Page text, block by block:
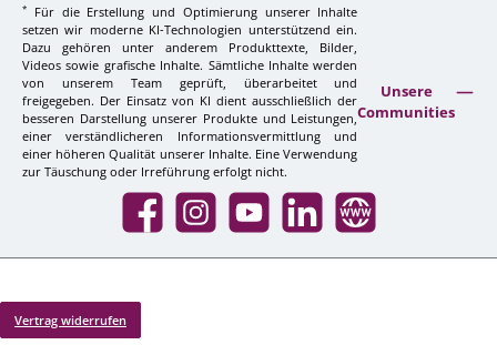
*
Für die Erstellung und Optimierung unserer Inhalte
setzen wir moderne KI-Technologien unterstützend ein.
Dazu gehören unter anderem Produkttexte, Bilder,
Videos sowie grafische Inhalte. Sämtliche Inhalte werden
von unserem Team geprüft, überarbeitet und
freigegeben. Der Einsatz von KI dient ausschließlich der
besseren Darstellung unserer Produkte und Leistungen,
einer verständlicheren Informationsvermittlung und
einer höheren Qualität unserer Inhalte. Eine Verwendung
zur Täuschung oder Irreführung erfolgt nicht.
Unsere
Communities
Facebook InstagramYouTube LinkedIn Website
Vertrag widerrufen